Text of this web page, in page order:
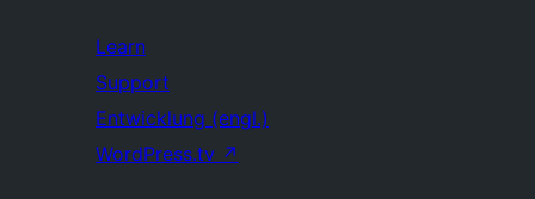
Learn
Support
Entwicklung (engl.)
WordPress.tv ↗